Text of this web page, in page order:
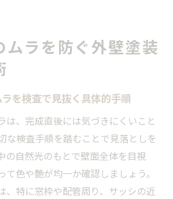
ムラを防ぐ外壁塗装
を検査で見抜く具体的手順
は、完成直後には気づきにくいこと
な検査手順を踏むことで見落としを
の自然光のもとで壁面全体を目視
て色や艶が均一か確認しましょう。
、特に窓枠や配管周り、サッシの近